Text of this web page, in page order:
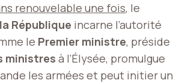
renouvelable une fois, le
République incarne l’autorité
le Premier ministre, préside
ministres à l’Élysée, promulgue
les armées et peut initier un